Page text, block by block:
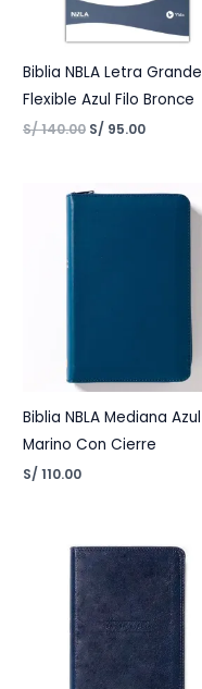
Biblia NBLA Letra Grande
Flexible Azul Filo Bronce
S/140.00 S/ 95.00
Biblia NBLA Mediana Azul
Marino Con Cierre
S/ 110.00